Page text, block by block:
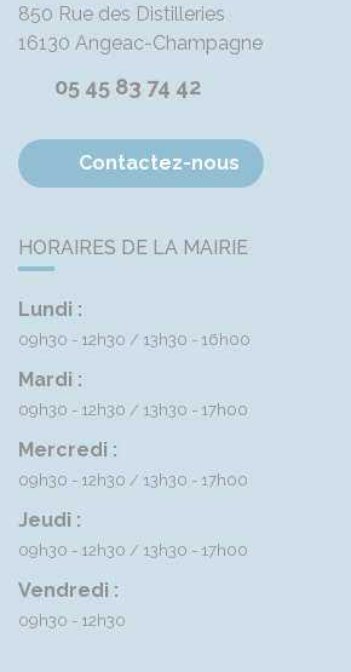
850 Rue des Distilleries
16130 Angeac-Champagne
05 45 83 74 42
Contactez-nous
HORAIRES DE LA MAIRIE
Lundi :
09h30 - 12h30 13h30 - 16h00
Mardi :
09h30 - 12h30 13h30 - 17h00
Mercredi :
09h30 - 12h30 13h30 - 17h00
Jeudi :
09h30 - 12h30 13h30 - 17h00
Vendredi :
09h30 - 12h30